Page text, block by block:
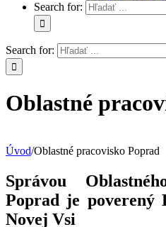
Search for:
Search for:
Oblastné
Úvod/Oblastné pracovisko Poprad
Správou
Poprad je poverený
Novej Vsi